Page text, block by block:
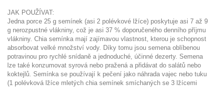
JAK POUŽÍVAT:
Jedna porce 25 g semínek (asi 2 polévkové lžíce) poskytuje asi 7 až 9
g nerozpustné vlákniny, což je asi 37 % doporučeného denního příjmu
vlákniny. Chia semínka mají zajímavou vlastnost, kterou je schopnost
absorbovat velké množství vody. Díky tomu jsou semena oblíbenou
potravinou pro rychlé snídaně a jednoduché, účinné dezerty. Semena
lze také konzumovat syrová nebo pražená a přidávat do salátů nebo
koktejlů. Semínka se používají k pečení jako náhrada vajec nebo tuku
(1 polévková lžíce mletých chia semínek smíchaných se 3 lžícemi